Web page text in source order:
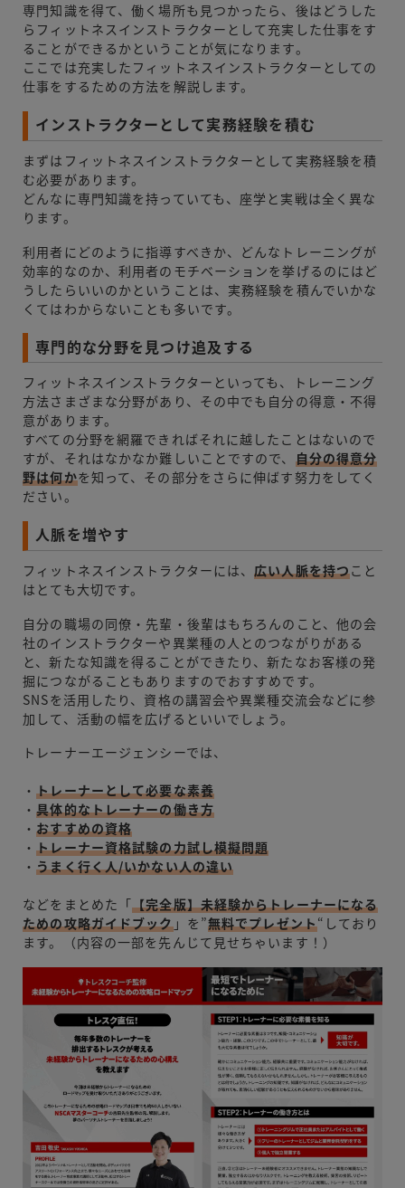
専門知識を得て、働く場所も見つかったら、後はどうした
らフィットネスインストラクターとして充実した仕事をす
ることができるかということが気になります。
ここでは充実したフィットネスインストラクターとしての
仕事をするための方法を解説します。
インストラクターとして実務経験を積む
まずはフィットネスインストラクターとして実務経験を積
む必要があります。
どんなに専門知識を持っていても、座学と実戦は全く異な
ります。
利用者にどのように指導すべきか、どんなトレーニングが
効率的なのか、利用者のモチベーションを挙げるのにはど
うしたらいいのかということは、実務経験を積んでいかな
くてはわからないことも多いです。
専門的な分野を見つけ追及する
フィットネスインストラクターといっても、トレーニング
方法さまざまな分野があり、その中でも自分の得意・不得
意があります。
すべての分野を網羅できればそれに越したことはないので
すが、それはなかなか難しいことですので、 自分の得意分
野は何かを知って、その部分をさらに伸ばす努力をしてく
ださい。
人脈を増やす
フィットネスインストラクターには、広い人脈を持つこと
はとても大切です。
自分の職場の同僚・先輩・後輩はもちろんのこと、他の会
社のインストラクターや異業種の人とのつながりがある
と、新たな知識を得ることができたり、新たなお客様の発
掘につながることもありますのでおすすめです。
SNSを活用したり、資格の講習会や異業種交流会などに参
加して、活動の幅を広げるといいでしょう。
トレーナーエージェンシーでは、
・トレーナーとして必要な素養
・具体的なトレーナーの働き方
・おすすめの資格
・トレーナー資格試験の力試し模擬問題
・うまく行く人/いかない人の違い
などをまとめた「【完全版】未経験からトレーナーになる
ための攻略ガイドブック」を”無料でプレゼント“しており
ます。（内容の一部を先んじて見せちゃいます！）